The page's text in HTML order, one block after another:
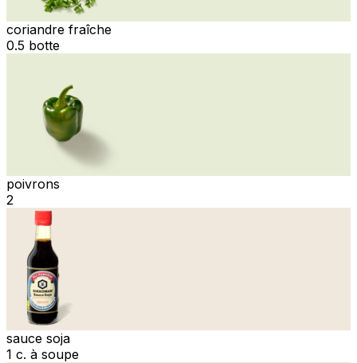
coriandre fraîche
0.5 botte
poivrons
2
sauce soja
1 c. à soupe